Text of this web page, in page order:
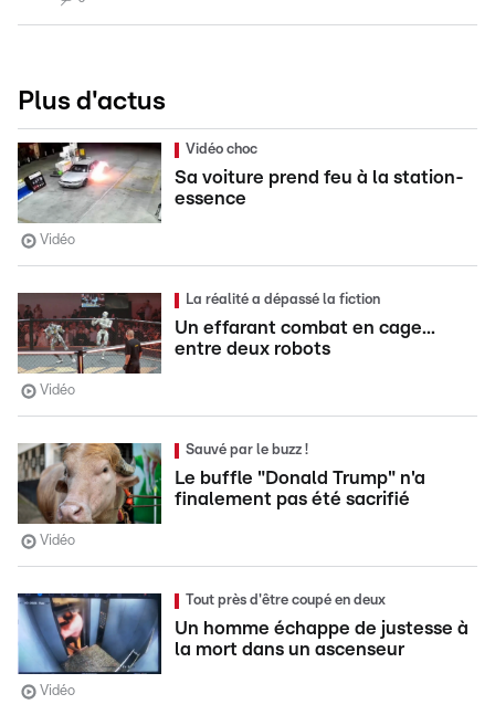
Plus d'actus
Vidéo choc
Sa voiture prend feu à la station-
essence
Vidéo
La réalité a dépassé la fiction
Un effarant combat en cage...
entre deux robots
Vidéo
Sauvé par le buzz !
Le buffle "Donald Trump" n'a
finalement pas été sacrifié
Vidéo
Tout près d'être coupé en deux
Un homme échappe de justesse à
la mort dans un ascenseur
Vidéo